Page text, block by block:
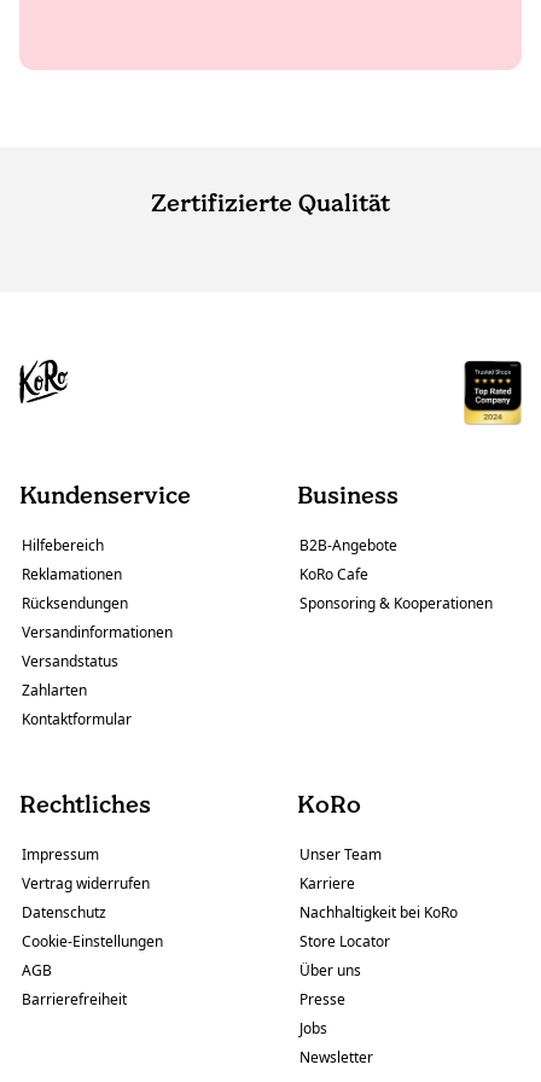
Zertifizierte Qualität
Kundenservice
Hilfebereich
Reklamationen
Rücksendungen
Versandinformationen
Versandstatus
Zahlarten
Kontaktformular
Business
B2B-Angebote
KoRo Cafe
Sponsoring & Kooperationen
Rechtliches
Impressum
Vertrag widerrufen
Datenschutz
Cookie-Einstellungen
AGB
Barrierefreiheit
KoRo
Unser Team
Karriere
Nachhaltigkeit bei KoRo
Store Locator
Über uns
Presse
Jobs
Newsletter